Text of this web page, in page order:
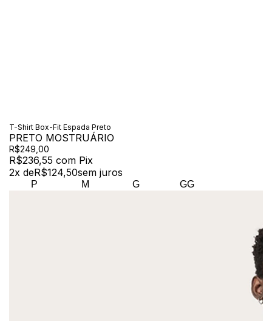
T-Shirt Box-Fit Espada Preto
PRETO MOSTRUÁRIO
R$249,00
R$236,55 com Pix
2x deR$124,50sem juros
P M G GG